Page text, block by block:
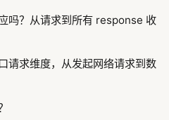
吗？从请求到所有 response 收
请求维度，从发起网络请求到数